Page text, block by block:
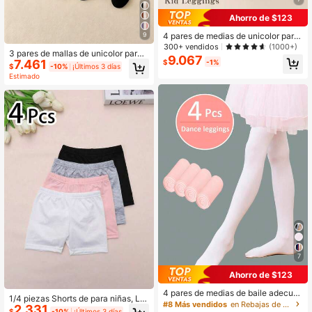
9
3 pares de mallas de unicolor para
niñas, leggings ajustados adecuado
s para primavera, otoño y estacione
ndos de estilo minimalista diario y u
niformes escolares de regreso a la e
scuela
$7.461 -10% ¡Últimos 3 días
Estimado
1/4 piezas Shorts de para niñas, Le
ggings con ribete de encaje, Ropa i
Ahorro de $123
4 pares de medias de unicolor para
niñas con diseño de corazón, dulce
s y lindas, adecuadas para la escue
la y para combinar con atuendos di
as estaciones
300+ vendidos (1000+)
$9.067 -1%
7
Ahorro de $123
4 pares de medias de baile adecua
das para bebés, niños y adolescent
#8 Más vendidos
en Rebajas de verano Medias para bebés y niños